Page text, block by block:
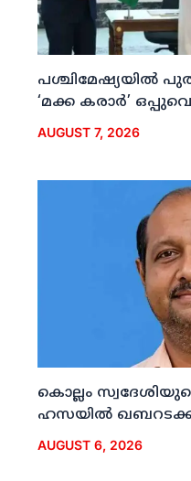
പശ്ചിമേഷ്യയില്‍
‘മക്ക കരാര്‍’
AUGUST 7, 2026
കൊല്ലം
ഹസയില്‍
AUGUST 6, 2026